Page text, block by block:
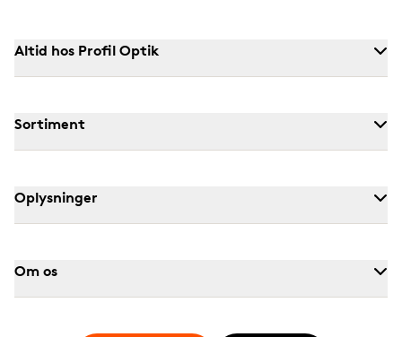
Altid hos Profil Optik
Sortiment
Oplysninger
Om os